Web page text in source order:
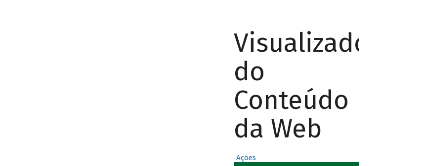
Visualizador
do
Conteúdo
da Web
Ações